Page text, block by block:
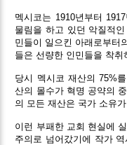
멕시코는 1910년부터
물림을 하고 있던 악질적
민들이 일으킨 아래로부터
들은 선량한 인민들을 착취
당시 멕시코 재산의 75%
산의 몰수가 혁명 공약의
의 모든 재산은 국가 소유가
이런 부패한 교회 현실에
주의로 넘어갔기에 작가